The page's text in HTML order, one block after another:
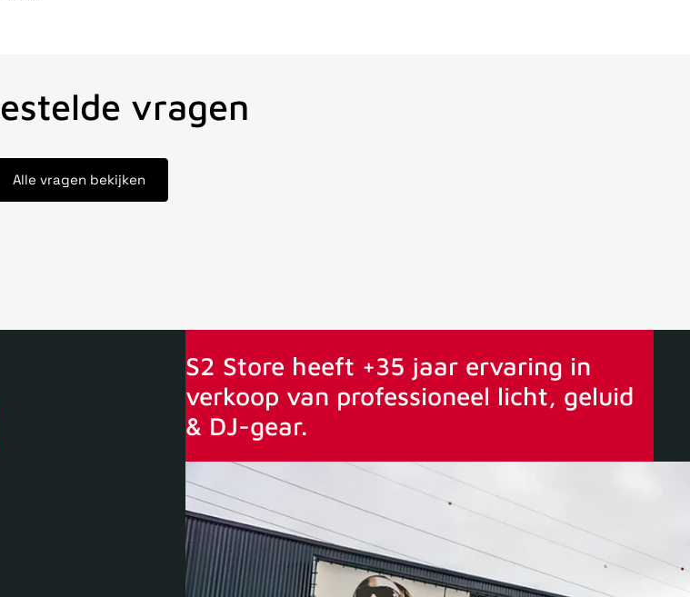
vragen
Alle vragen bekijken
dag verstuurd Echte winkel +35 jaar ervaring Vanaf 75€ gratis verstuurd
S2 Store heeft +35 jaar ervaring in
verkoop van professioneel licht, geluid
& DJ-gear.